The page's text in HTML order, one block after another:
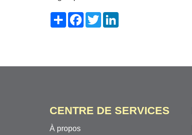
ShareFacebook
Twitter
CENTRE DE SERVICES
À propos